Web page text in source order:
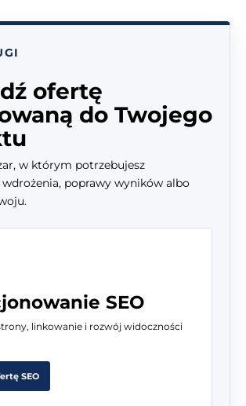
ofertę
do Twojego
w którym potrzebujesz
poprawy wyników albo
SEO
linkowanie i rozwój widoczności
SEO